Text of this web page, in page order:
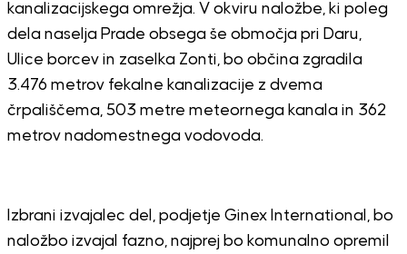
kanalizacijskega omrežja. V okviru naložbe, ki poleg
dela naselja Prade obsega še območja pri Daru,
Ulice borcev in zaselka Zonti, bo občina zgradila
3.476 metrov fekalne kanalizacije z dvema
črpališčema, 503 metre meteornega kanala in 362
metrov nadomestnega vodovoda.
Izbrani izvajalec del, podjetje Ginex International, bo
naložbo izvajal fazno, najprej bo komunalno opremil